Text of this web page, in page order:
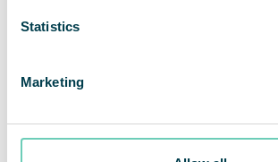
Statistics
Marketing
cały ten brud w przeciwnym razie
w powietrzu, którym oddycha nasz
„Wyraźnie widać
oczyszczacze